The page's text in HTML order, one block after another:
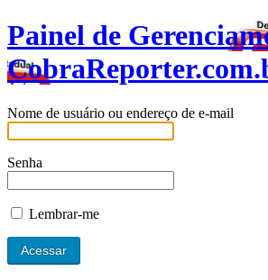
Painel de
Nome de usuário ou endereço de e-mail
Senha
Lembrar-me